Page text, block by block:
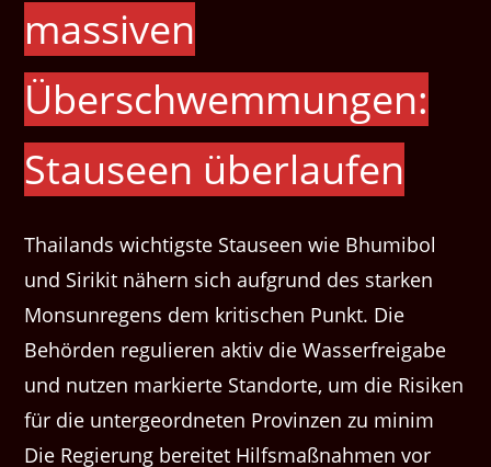
massiven
Überschwemmungen:
Stauseen überlaufen
Thailands wichtigste Stauseen wie Bhumibol
und Sirikit nähern sich aufgrund des starken
Monsunregens dem kritischen Punkt. Die
Behörden regulieren aktiv die Wasserfreigabe
und nutzen markierte Standorte, um die Risiken
für die untergeordneten Provinzen zu minim
Die Regierung bereitet Hilfsmaßnahmen vor